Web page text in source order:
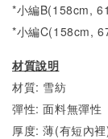
*小編B(158cm,
*小編C(158cm,
材質說明
材質: 雪紡
彈性: 面料無彈性
厚度: 薄(有短內